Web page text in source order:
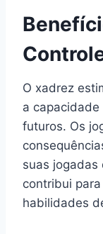
O xadrez
a
futuros. Os
suas jogadas
contribui
habilidades